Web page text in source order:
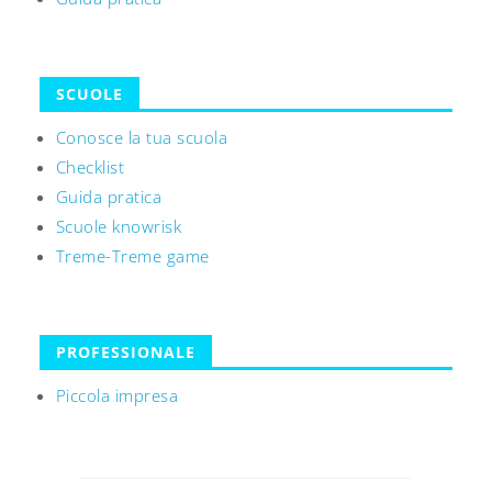
SCUOLE
Conosce la tua scuola
Checklist
Guida pratica
Scuole knowrisk
Treme-Treme game
PROFESSIONALE
Piccola impresa